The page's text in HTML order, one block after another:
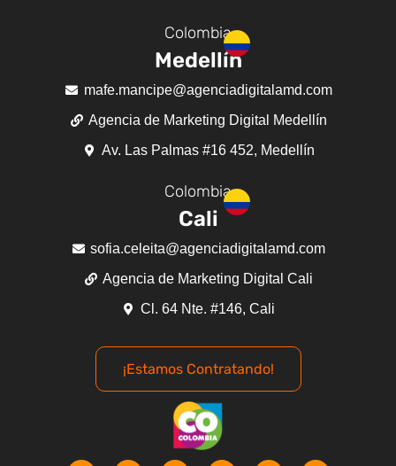
Colombia
Medellín
mafe.mancipe@agenciadigitalamd.com
Agencia de Marketing Digital Medellín
Av. Las Palmas #16 452, Medellín
Colombia
Cali
sofia.celeita@agenciadigitalamd.com
Agencia de Marketing Digital Cali
Cl. 64 Nte. #146, Cali
¡Estamos Contratando!